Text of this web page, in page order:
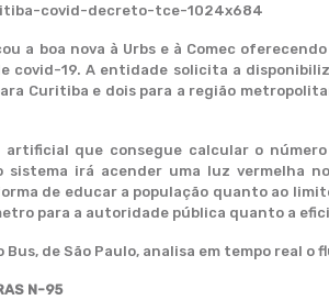
a boa nova à Urbs e à Comec
covid-19. A entidade solicita a
Curitiba e dois para a região
que consegue calcular o
sistema irá acender uma luz vermelha
de educar a população quanto ao
para a autoridade pública quanto a
de São Paulo, analisa em tempo real
N-95